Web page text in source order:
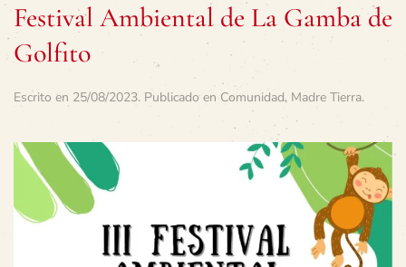
Festival Ambiental de La Gamba de
Golfito
Escrito en 25/08/2023. Publicado en Comunidad, Madre Tierra.